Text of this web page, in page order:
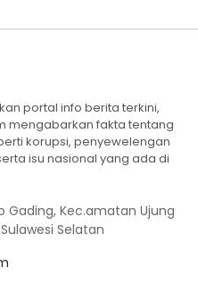
portal info berita terkini,
mengabarkan fakta tentang
korupsi, penyewelengan
isu nasional yang ada di
Gading, Kec.amatan Ujung
Selatan